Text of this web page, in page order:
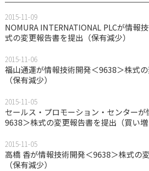
2015-11-09
NOMURA INTERNATIONAL PLCが情報
式の変更報告書を提出（保有減少）
2015-11-06
福山通運が情報技術開発＜9638＞株式
（保有減少）
2015-11-05
セールス・プロモーション・センターが
9638＞株式の変更報告書を提出（買い増
2015-11-05
高橋 香が情報技術開発＜9638＞株式の
（保有減少）